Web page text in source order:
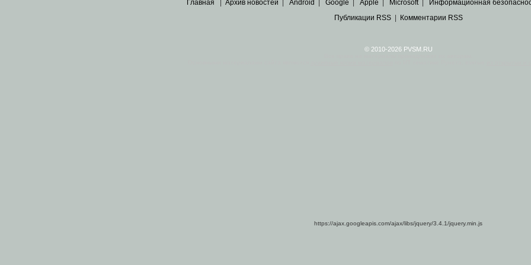
Главная Архив новостей Android Google Apple Microsoft| Информационная
Публикации RSS| Комментарии RSS
© 2010-2026 PVSM.RU
https://ajax.googleapis.com/ajax/libs/jquery/3.4.1/jquery.min.js